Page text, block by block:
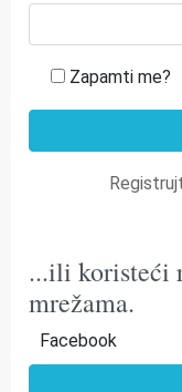
Zapamti me?
...ili koristeći
mrežama.
Facebook